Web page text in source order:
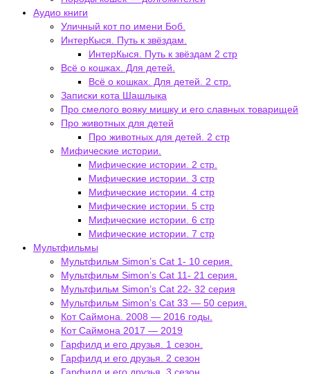
Аудио книги
Уличный кот по имени Боб.
ИнтерКыся. Путь к звёздам.
ИнтерКыся. Путь к звёздам 2 стр
Всё о кошках. Для детей.
Всё о кошках. Для детей. 2 стр.
Записки кота Шашлыка
Про смелого вояку мишку и его славных товарищей
Про животных для детей
Про животных для детей. 2 стр
Мифические истории.
Мифические истории. 2 стр.
Мифические истории. 3 стр
Мифические истории. 4 стр
Мифические истории. 5 стр
Мифические истории. 6 стр
Мифические истории. 7 стр
Мультфильмы
Мультфильм Simon’s Cat 1- 10 серия.
Мультфильм Simon’s Cat 11- 21 серия.
Мультфильм Simon’s Cat 22- 32 серия
Мультфильм Simon’s Cat 33 — 50 серия.
Кот Саймона. 2008 — 2016 годы.
Кот Саймона 2017 — 2019
Гарфилд и его друзья. 1 сезон.
Гарфилд и его друзья. 2 сезон